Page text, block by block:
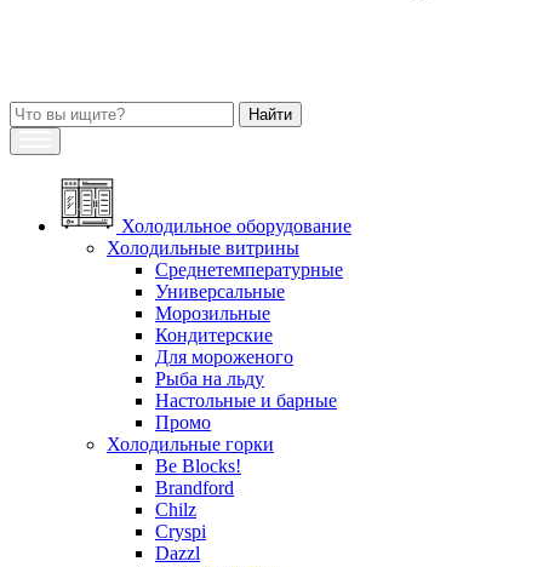
Холодильное оборудование
Холодильные витрины
Среднетемпературные
Универсальные
Морозильные
Кондитерские
Для мороженого
Рыба на льду
Настольные и барные
Промо
Холодильные горки
Be Blocks!
Brandford
Chilz
Cryspi
Dazzl